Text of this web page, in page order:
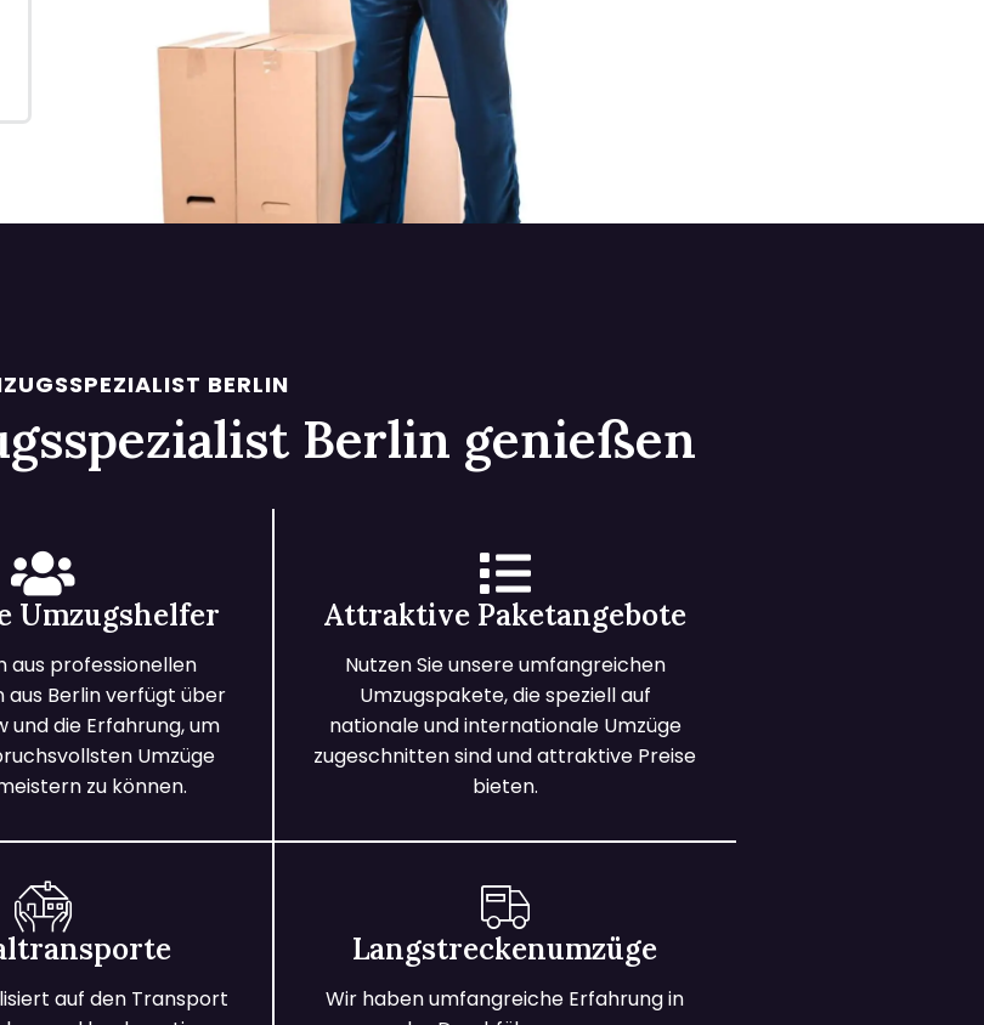
BERLIN
Berlin genießen
Umzugshelfer
aus professionellen
aus Berlin verfügt über
und die Erfahrung, um
Umzüge
zu können.
Attraktive Paketangebote
Nutzen Sie unsere umfangreichen
Umzugspakete, die speziell auf
nationale und internationale Umzüge
zugeschnitten sind und attraktive Preise
bieten.
auf den Transport
Langstreckenumzüge
Wir haben umfangreiche Erfahrung in